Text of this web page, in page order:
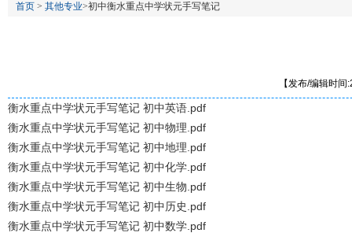
首页 > 其他专业>初中衡水重点中学状元手写笔记
【发布/编辑时
衡水重点中学状元手写笔记 初中英语.pdf
衡水重点中学状元手写笔记 初中物理.pdf
衡水重点中学状元手写笔记 初中地理.pdf
衡水重点中学状元手写笔记 初中化学.pdf
衡水重点中学状元手写笔记 初中生物.pdf
衡水重点中学状元手写笔记 初中历史.pdf
衡水重点中学状元手写笔记 初中数学.pdf